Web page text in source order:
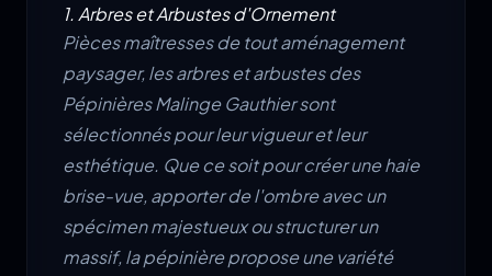
1. Arbres et Arbustes d'Ornement
Pièces maîtresses de tout aménagement
paysager, les arbres et arbustes des
Pépinières Malinge Gauthier sont
sélectionnés pour leur vigueur et leur
esthétique. Que ce soit pour créer une haie
brise-vue, apporter de l'ombre avec un
spécimen majestueux ou structurer un
massif, la pépinière propose une variété